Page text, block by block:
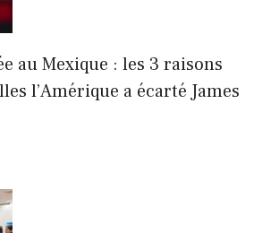
au Mexique : les 3 raisons
l’Amérique a écarté James